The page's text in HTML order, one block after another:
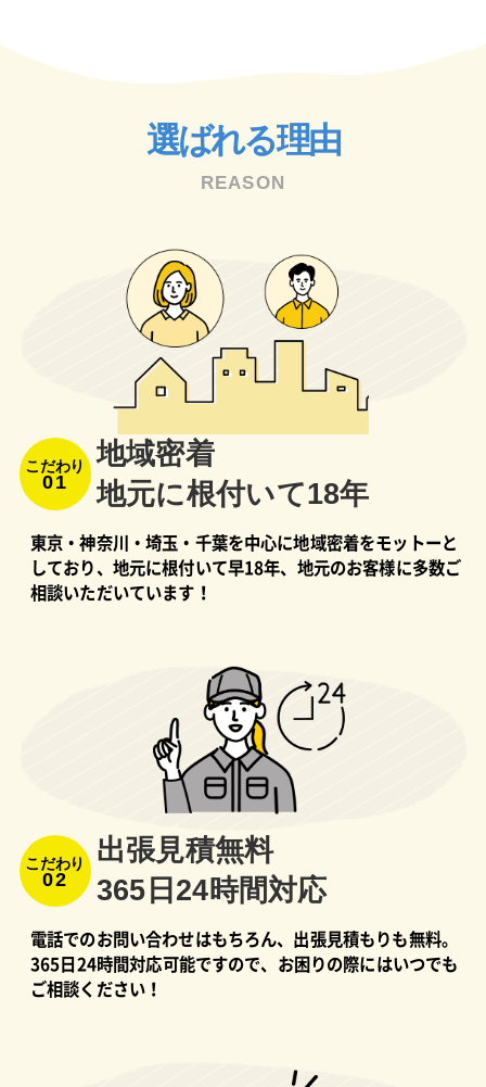
選ばれる理由
REASON
こだわり
01
地域密着
地元に根付いて18年
東京・神奈川・埼玉・千葉を中心に地域密着をモットーと
しており、地元に根付いて早18年、地元のお客様に多数ご
相談いただいています！
こだわり
02
出張⾒積無料
365⽇24時間対応
電話でのお問い合わせはもちろん、出張見積もりも無料。
365日24時間対応可能ですので、お困りの際にはいつでも
ご相談ください！